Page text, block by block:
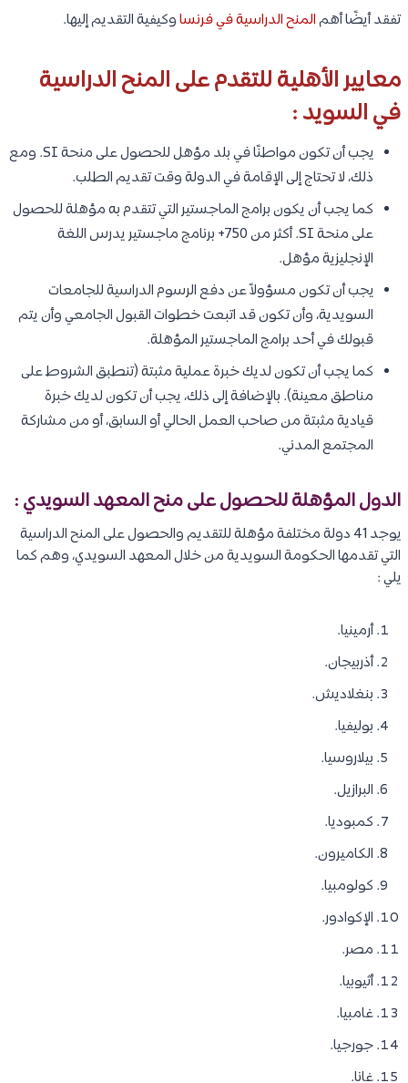
تفقد أيضًا أهمالمنح الدراسية في فرنساوكيفية التقديم إليها.
معايير الأهلية للتقدم على المنح الدراسية
في السويد :
يجب أن تكون مواطنًا في بلد مؤهل للحصول على منحة SI. ومع
ذلك، لا تحتاج إلى الإقامة في الدولة وقت تقديم الطلب.
كما يجب أن يكون برامج الماجستير التي تتقدم به مؤهلة للحصول
على منحة SI. أكثر من 750+ برنامج ماجستير يدرس اللغة
الإنجليزية مؤهل.
يجب أن تكون مسؤولاً عن دفع الرسوم الدراسية للجامعات
السويدية، وأن تكون قد اتبعت خطوات القبول الجامعي وأن يتم
قبولك في أحد برامج الماجستير المؤهلة.
كما يجب أن تكون لديك خبرة عملية مثبتة (تنطبق الشروط على
مناطق معينة). بالإضافة إلى ذلك، يجب أن تكون لديك خبرة
قيادية مثبتة من صاحب العمل الحالي أو السابق، أو من مشاركة
المجتمع المدني.
الدول المؤهلة للحصول على منح المعهد السويدي :
يوجد 41 دولة مختلفة مؤهلة للتقديم والحصول على المنح الدراسية
التي تقدمها الحكومة السويدية من خلال المعهد السويدي، وهم كما
يلي :
أرمينيا.
أذربيجان.
بنغلاديش.
بوليفيا.
بيلاروسيا.
البرازيل.
كمبوديا.
الكاميرون.
كولومبيا.
الإكوادور.
مصر.
أثيوبيا.
غامبيا.
جورجيا.
غانا.